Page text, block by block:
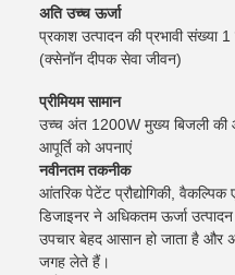
अति उच्च ऊर्जा
प्रकाश उत्पादन की प्रभावी संख्या
(क्सेनॉन दीपक सेवा जीवन)
प्रीमियम सामान
उच्च अंत 1200W मुख्य बिजली की
आपूर्ति को अपनाएं
नवीनतम तकनीक
आंतरिक पेटेंट प्रौद्योगिकी, वैकल्पिक
डिजाइनर ने अधिकतम ऊर्जा
उपचार बेहद आसान हो जाता है और
जगह लेते हैं।